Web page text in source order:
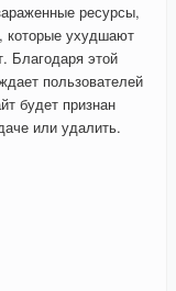
ресурсы,
которые ухудшают
Благодаря этой
пользователей
будет признан
или удалить.